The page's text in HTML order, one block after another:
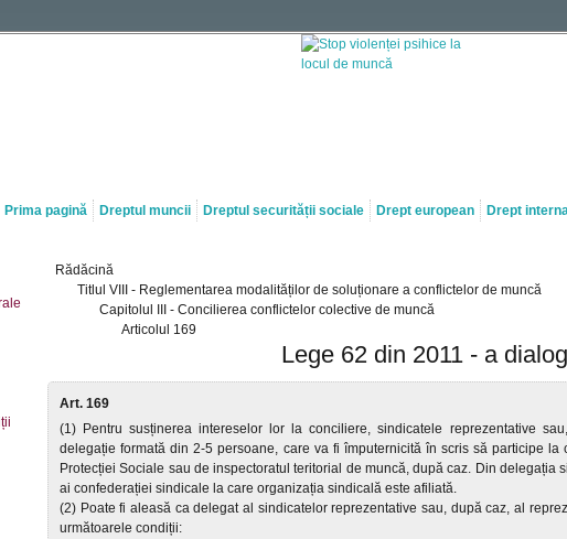
Prima pagină Dreptul muncii Dreptul securității sociale Drept european Drept
Rădăcină
Titlul VIII - Reglementarea modalităților de soluționare a conflictelor de muncă
Capitolul III - Concilierea conflictelor colective de muncă
Articolul 169
Lege 62 din 2011 - a
Art. 169
(1) Pentru susținerea intereselor lor la conciliere, sindicatele reprezentative
delegație formată din 2-5 persoane, care va fi împuternicită în scris să participe
Protecției Sociale sau de inspectoratul teritorial de muncă, după caz. Din delegația
ai confederației sindicale la care organizația sindicală este afiliată.
(2) Poate fi aleasă ca delegat al sindicatelor reprezentative sau, după caz, al
următoarele condiții: